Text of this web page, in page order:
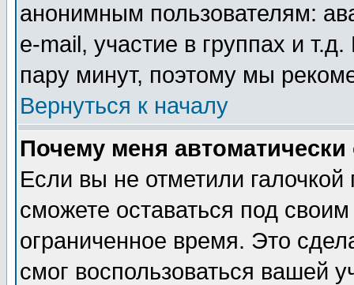
анонимным пользователям:
e-mail, участие в группах и
пару минут, поэтому мы
Вернуться к началу
Почему меня автоматически
Если вы не отметили галочкой
сможете оставаться под
ограниченное время. Это
смог воспользоваться вашей